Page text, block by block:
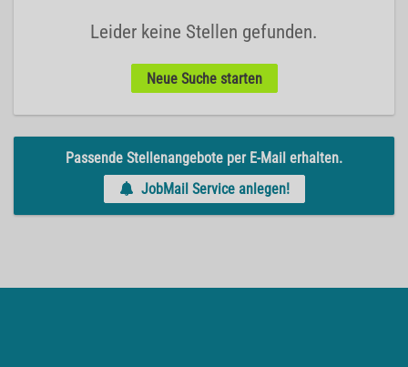
Leider keine Stellen gefunden.
Neue Suche starten
Passende Stellenangebote per E-Mail erhalten.
JobMail Service anlegen!